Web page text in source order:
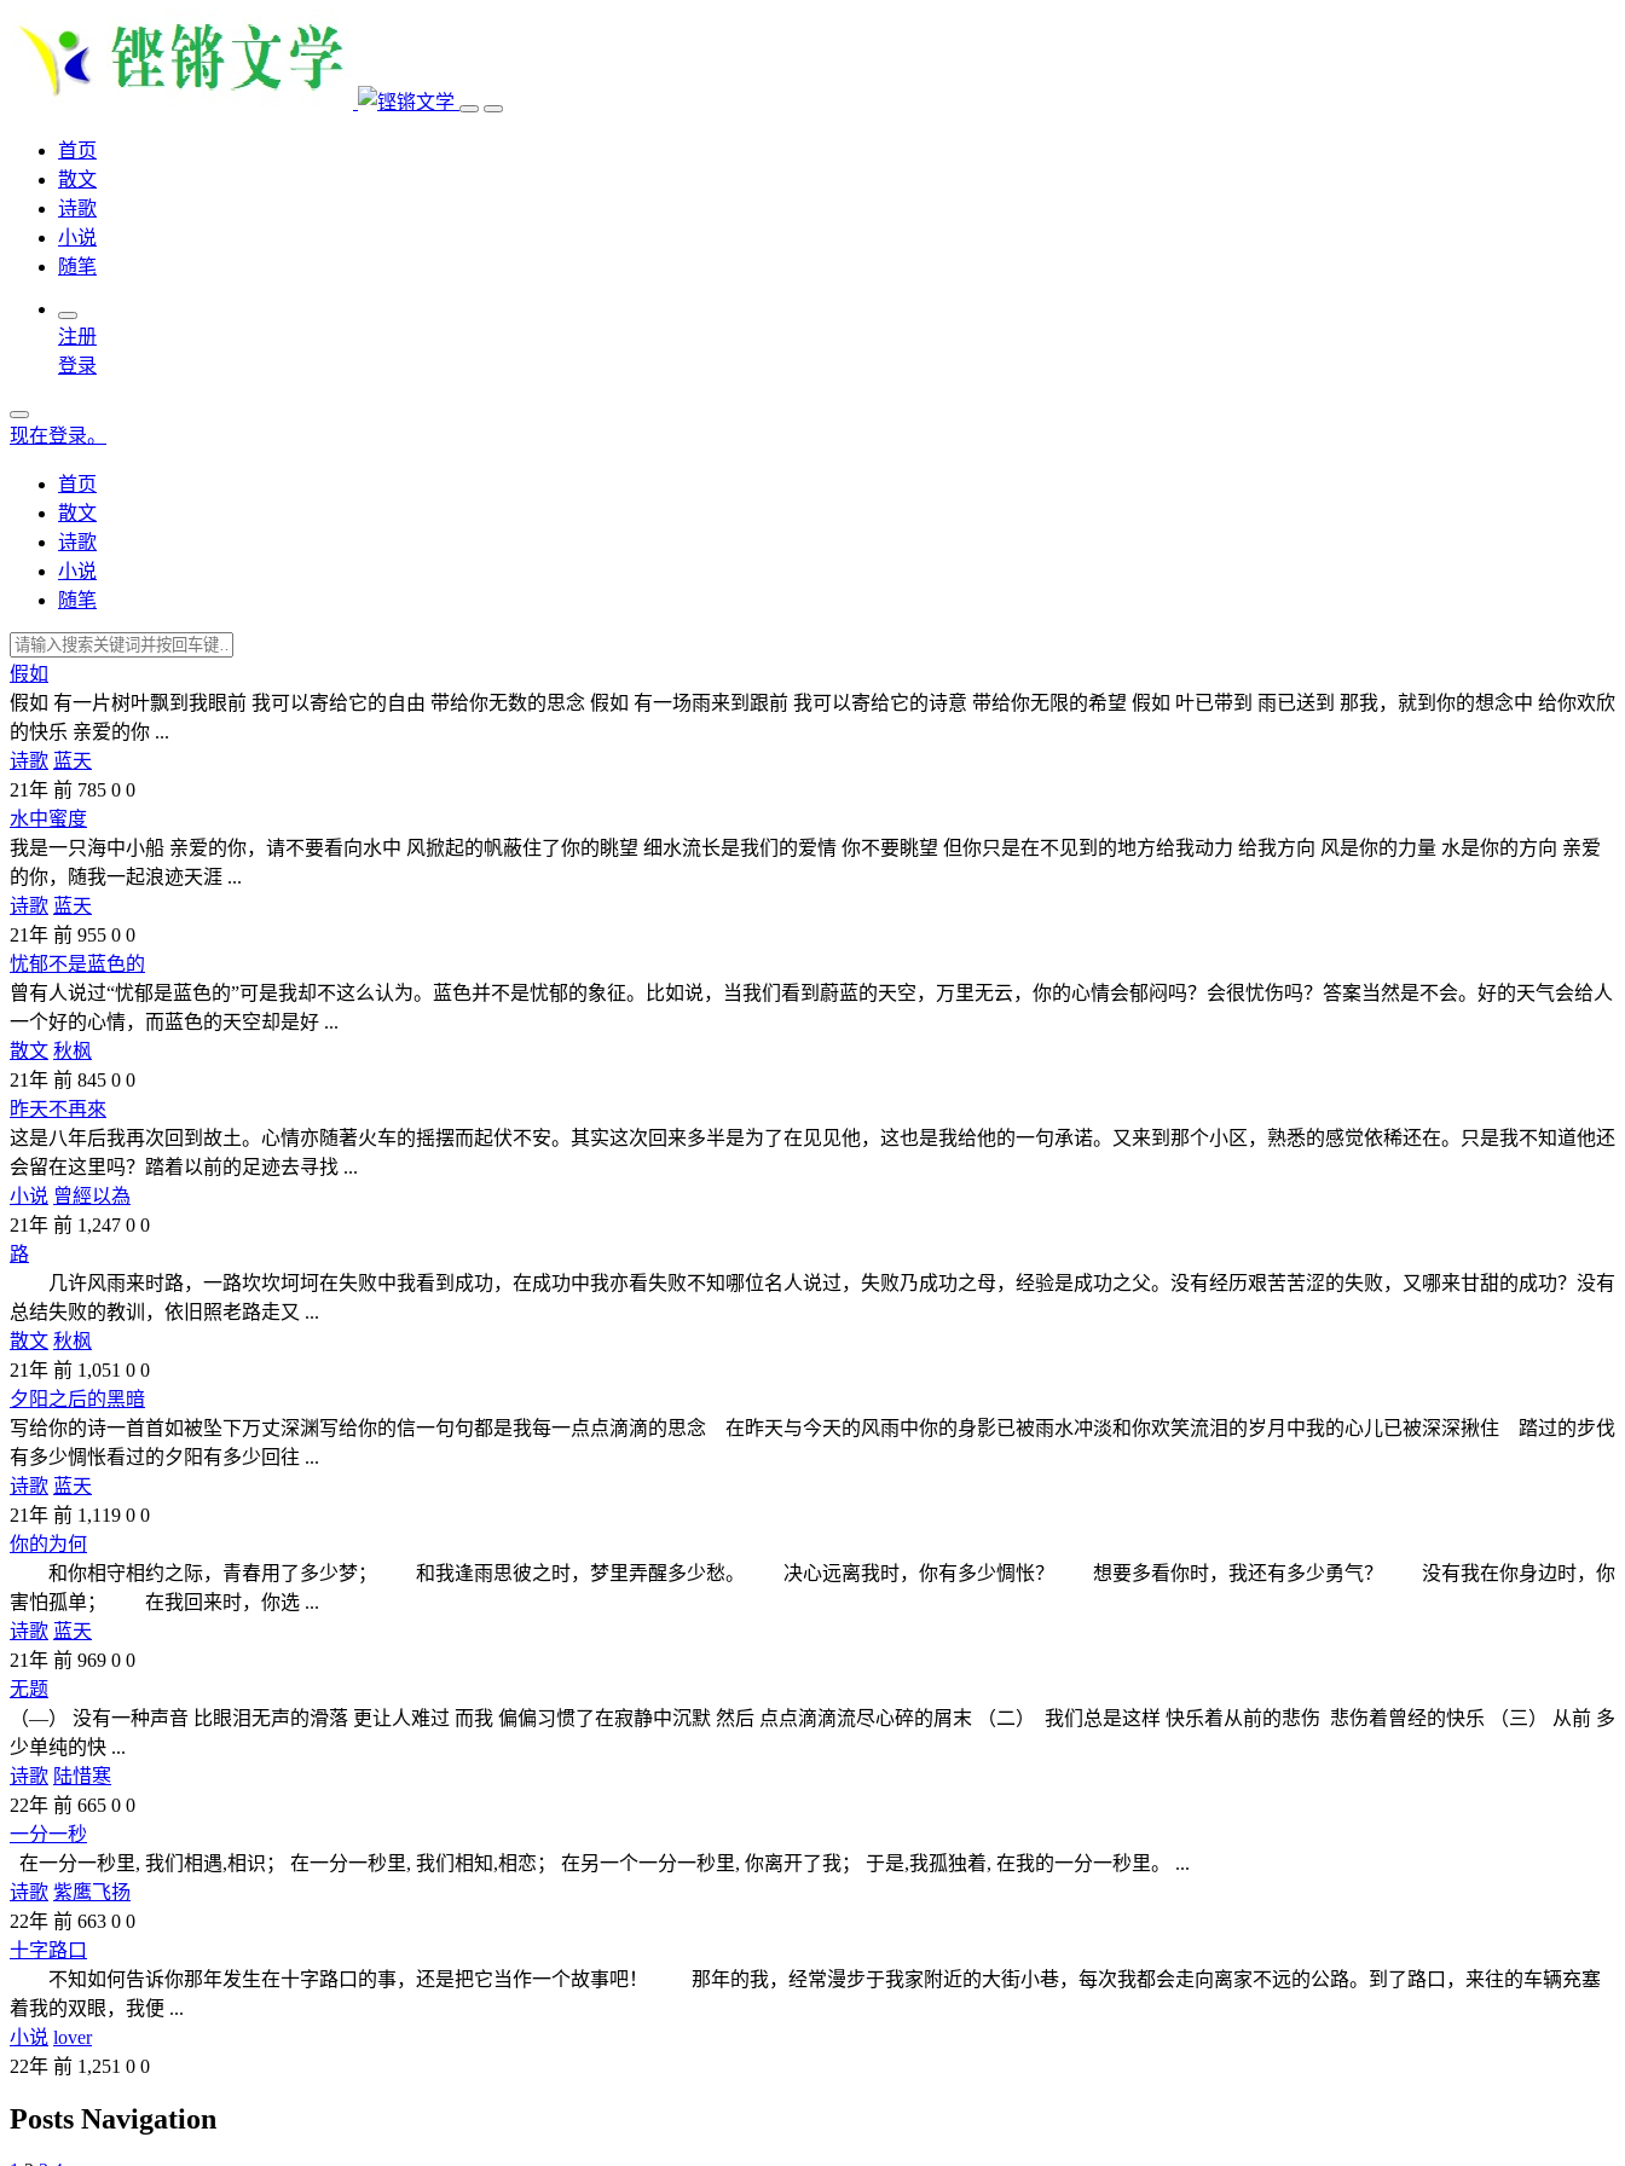
首页
散文
诗歌
小说
随笔
注册
登录
现在登录。
首页
散文
诗歌
小说
随笔
假如
假如 有一片树叶飘到我眼前 我可以寄给它的自由 带给你无数的思念 假如 有一场雨来到跟前 我可以寄给它的诗意 带给你无限的希望 假如 叶已带到 雨已送到 那我，就到你的想念中 给你欢欣
的快乐 亲爱的你 ...
诗歌 蓝天
21年 前 785 0 0
水中蜜度
我是一只海中小船 亲爱的你，请不要看向水中 风掀起的帆蔽住了你的眺望 细水流长是我们的爱情 你不要眺望 但你只是在不见到的地方给我动力 给我方向 风是你的力量 水是你的方向 亲爱
的你，随我一起浪迹天涯 ...
诗歌 蓝天
21年 前 955 0 0
忧郁不是蓝色的
曾有人说过“忧郁是蓝色的”可是我却不这么认为。蓝色并不是忧郁的象征。比如说，当我们看到蔚蓝的天空，万里无云，你的心情会郁闷吗？会很忧伤吗？答案当然是不会。好的天气会给人
一个好的心情，而蓝色的天空却是好 ...
散文 秋枫
21年 前 845 0 0
昨天不再來
这是八年后我再次回到故土。心情亦随著火车的摇摆而起伏不安。其实这次回来多半是为了在见见他，这也是我给他的一句承诺。又来到那个小区，熟悉的感觉依稀还在。只是我不知道他还
会留在这里吗？踏着以前的足迹去寻找 ...
小说 曾經以為
21年 前 1,247 0 0
路
几许风雨来时路，一路坎坎坷坷在失败中我看到成功，在成功中我亦看失败不知哪位名人说过，失败乃成功之母，经验是成功之父。没有经历艰苦苦涩的失败，又哪来甘甜的成功？没有
总结失败的教训，依旧照老路走又 ...
散文 秋枫
21年 前 1,051 0 0
夕阳之后的黑暗
写给你的诗一首首如被坠下万丈深渊写给你的信一句句都是我每一点点滴滴的思念 在昨天与今天的风雨中你的身影已被雨水冲淡和你欢笑流泪的岁月中我的心儿已被深深揪住 踏过的步伐
有多少惆怅看过的夕阳有多少回往 ...
诗歌 蓝天
21年 前 1,119 0 0
你的为何
和你相守相约之际，青春用了多少梦； 和我逢雨思彼之时，梦里弄醒多少愁。 决心远离我时，你有多少惆怅？ 想要多看你时，我还有多少勇气？ 没有我在你身边时，你
害怕孤单； 在我回来时，你选 ...
诗歌 蓝天
21年 前 969 0 0
无题
（—） 没有一种声音 比眼泪无声的滑落 更让人难过 而我 偏偏习惯了在寂静中沉默 然后 点点滴滴流尽心碎的屑末 （二） 我们总是这样 快乐着从前的悲伤 悲伤着曾经的快乐 （三） 从前 多
少单纯的快 ...
诗歌 陆惜寒
22年 前 665 0 0
一分一秒
在一分一秒里, 我们相遇,相识； 在一分一秒里, 我们相知,相恋； 在另一个一分一秒里, 你离开了我； 于是,我孤独着, 在我的一分一秒里。 ...
诗歌 紫鹰飞扬
22年 前 663 0 0
十字路口
不知如何告诉你那年发生在十字路口的事，还是把它当作一个故事吧！ 那年的我，经常漫步于我家附近的大街小巷，每次我都会走向离家不远的公路。到了路口，来往的车辆充塞
着我的双眼，我便 ...
小说 lover
22年 前 1,251 0 0
Posts Navigation